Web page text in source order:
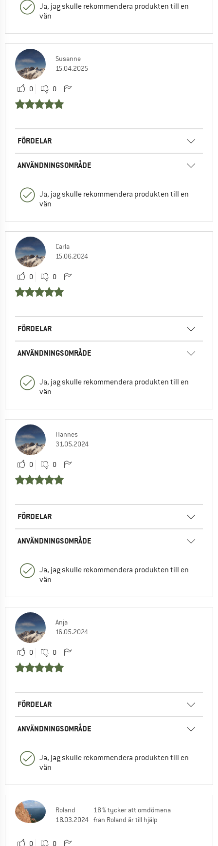
Ja, jag skulle rekommendera produkten till en
vän
Susanne
15.04.2025
0 0
FÖRDELAR
ANVÄNDNINGSOMRÅDE
Ja, jag skulle rekommendera produkten till en
vän
Carla
15.06.2024
0 0
FÖRDELAR
ANVÄNDNINGSOMRÅDE
Ja, jag skulle rekommendera produkten till en
vän
Hannes
31.05.2024
0 0
FÖRDELAR
ANVÄNDNINGSOMRÅDE
Ja, jag skulle rekommendera produkten till en
vän
Anja
16.05.2024
0 0
FÖRDELAR
ANVÄNDNINGSOMRÅDE
Ja, jag skulle rekommendera produkten till en
vän
Roland
18.03.2024
18 % tycker att omdömena
från Roland är till hjälp
0 0